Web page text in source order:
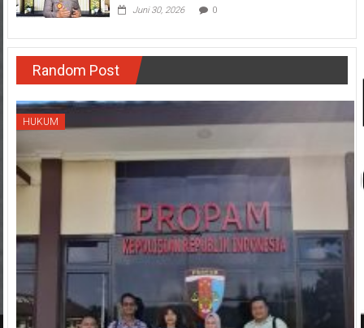
Juni 30, 2026 0
Random Post
HUKUM